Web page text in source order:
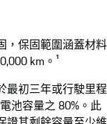
，保固範圍涵蓋材料
km。¹
最初三年或行駛里程
池容量之 80%。此